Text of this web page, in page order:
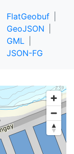
FlatGeobuf
GeoJSON
GML
JSON-FG